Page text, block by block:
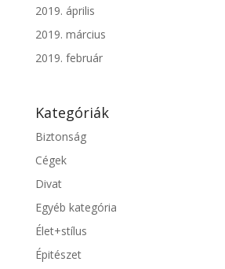
2019. április
2019. március
2019. február
Kategóriák
Biztonság
Cégek
Divat
Egyéb kategória
Élet+stílus
Épitészet